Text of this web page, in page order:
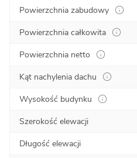
Powierzchnia zabudowy
Powierzchnia całkowita
Powierzchnia netto
Kąt nachylenia dachu
Wysokość budynku
Szerokość elewacji
Długość elewacji